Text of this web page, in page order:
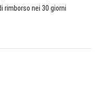
rimborso nei 30 giorni